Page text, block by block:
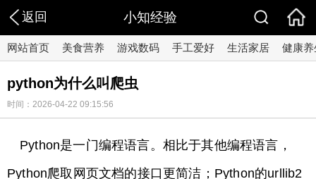
返回 小知经验
网站首页 美食营养 游戏数码 手工爱好 生活家居 健康养
python为什么叫爬虫
时间：2026-04-22 09:15:56
Python是一门编程语言。相比于其他编程语言，
Python爬取网页文档的接口更简洁；Python的urllib2